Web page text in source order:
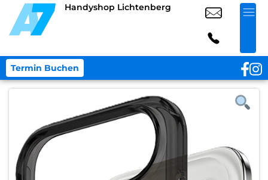
Handyshop Lichtenberg
Termin Buchen